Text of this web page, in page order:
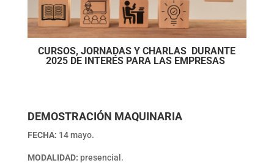
CURSOS, JORNADAS Y CHARLAS DURANTE
2025 DE INTERÉS PARA LAS EMPRESAS
DEMOSTRACIÓN MAQUINARIA
FECHA: 14 mayo.
MODALIDAD: presencial.